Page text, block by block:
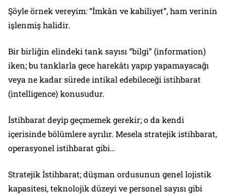
Şöyle örnek vereyim: “İmkân ve kabiliyet”, ham verinin
işlenmiş halidir.
Bir birliğin elindeki tank sayısı “bilgi” (information)
iken; bu tanklarla gece harekâtı yapıp yapamayacağı
veya ne kadar sürede intikal edebileceği istihbarat
(intelligence) konusudur.
İstihbarat deyip geçmemek gerekir; o da kendi
içerisinde bölümlere ayrılır. Mesela stratejik istihbarat,
operasyonel istihbarat gibi…
Stratejik İstihbarat; düşman ordusunun genel lojistik
kapasitesi, teknolojik düzeyi ve personel sayısı gibi